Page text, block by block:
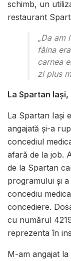
schimb, un
restaurant
„Da am
făina
carnea
zi plus
La Spartan
La Spartan Iași
angajată și-a
concediul
afară de la job.
de la Spartan
programului și
concediu
concediere.
cu numărul
reprezenta în
M-am angajat